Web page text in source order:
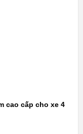
cao cấp cho xe 4